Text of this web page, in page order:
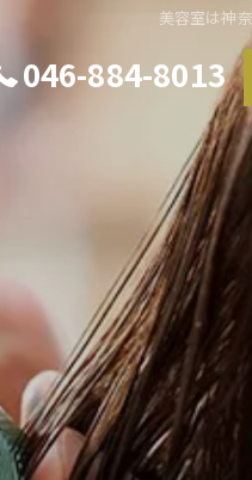
美容室は神
046-884-8013